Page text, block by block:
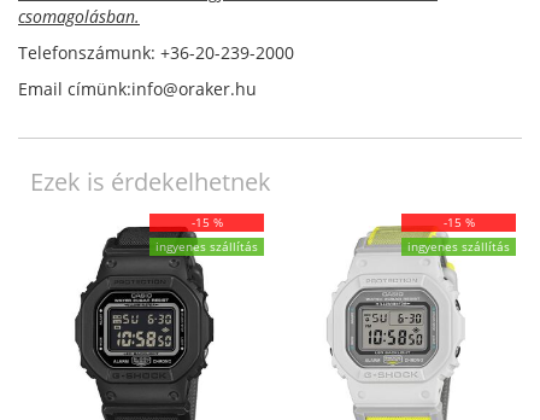
csomagolásban.
Telefonszámunk: +36-20-239-2000
Email címünk:info@oraker.hu
Ezek is érdekelhetnek
-15 %
ingyenes szállítás
-15 %
ingyenes szállítás